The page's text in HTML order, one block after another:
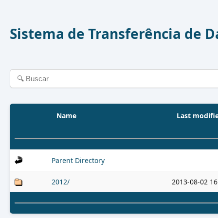
Sistema de Transferência de
Name Last
Parent Directory
2012/ 2013-08-02